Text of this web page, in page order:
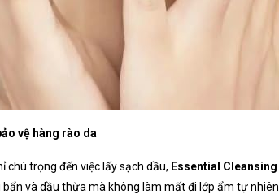
vệ hàng rào da
chú trọng đến việc lấy sạch dầu, Essential Cleansing
và dầu thừa mà không làm mất đi lớp ẩm tự nhiên.